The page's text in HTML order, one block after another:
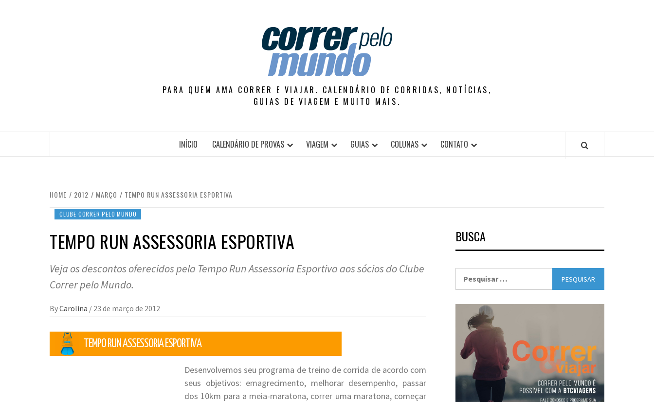
PARA QUEM AMA CORRER E VIAJAR. CALENDÁRIO DE CORRIDAS, NOTÍCIAS,
GUIAS DE VIAGEM E MUITO MAIS.
INÍCIO CALENDÁRIO DE PROVAS VIAGEM GUIAS COLUNAS CONTATO
HOME 2012 MARÇO TEMPO RUN ASSESSORIA ESPORTIVA
CLUBE CORRER PELO MUNDO
TEMPO RUN ASSESSORIA ESPORTIVA
Veja os descontos oferecidos pela Tempo Run Assessoria Esportiva aos sócios do Clube
Correr pelo Mundo.
ByCarolina / 23 de março de 2012
Desenvolvemos seu programa de treino de corrida de acordo com
seus objetivos: emagrecimento, melhorar desempenho, passar
dos 10km para a meia-maratona, correr uma maratona, começar
BUSCA